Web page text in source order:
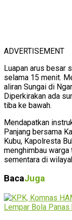
ADVERTISEMENT
Luapan arus besar
selama 15 menit.
aliran Sungai di
Diperkirakan ada
tiba ke bawah.
Mendapatkan
Panjang bersama
Kubu, Kapolresta
menghimbau
sementara di
BacaJuga